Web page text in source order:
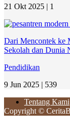
21 Okt 2025 | 1
Dari Mencontek ke
Sekolah dan Dunia
Pendidikan
9 Jun 2025 | 539
Tentang Kami
Copyright ©